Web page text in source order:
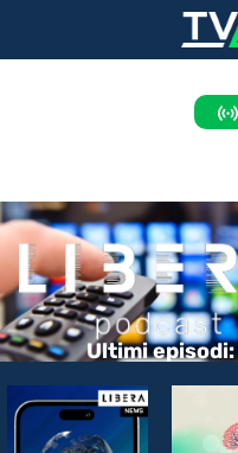
Ultimi episodi: